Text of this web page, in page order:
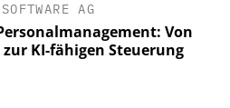
AG
Von
KI-fähigen Steuerung